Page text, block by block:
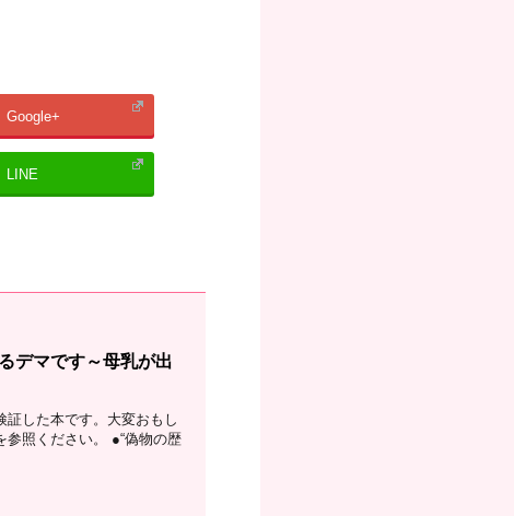
Google+
LINE
デマです～母乳が出
した本です。大変おもし
照ください。 ●“偽物の歴